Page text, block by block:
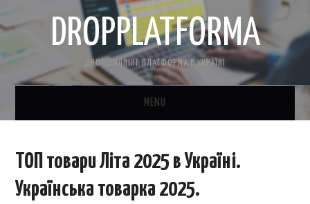
DROPPLATFORMA
ДРОПШИППІНГ ПЛАТФОРМА В УКРАЇНІ
MENU
КОНТАКТНА ІНФОРМАЦІЯ
ТОП товари Літа 2025 в Україні.
Українська товарка 2025.